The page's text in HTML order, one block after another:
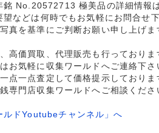
No.20572713 極美品の詳細情報は
などは何時でもお気軽にお問合せ下
真を基準にご判断お願い申し上げま
高価買取、代理販売も行っておりま
お気軽に収集ワールドへご連絡下さ
点一点査定して価格提示しておりま
専門店収集ワールドへご相談くださ
ドYoutubeチャンネル」へ